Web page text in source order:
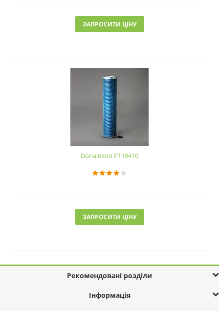
ЗАПРОСИТИ ЦІНУ
Donaldson P119410
ЗАПРОСИТИ ЦІНУ
Рекомендовані розділи
Інформація